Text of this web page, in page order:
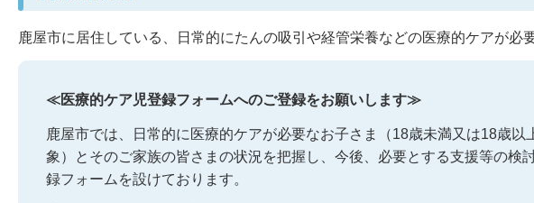
鹿屋市に居住している、日常的にたんの吸引や経管栄養などの医療的ケアが必
≪医療的ケア児登録フォームへのご登録をお願いします≫
鹿屋市では、日常的に医療的ケアが必要なお子さま（18歳未満又は18歳
象）とそのご家族の皆さまの状況を把握し、今後、必要とする支援等の検
録フォームを設けております。